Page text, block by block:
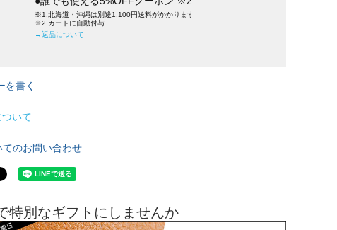
※1.北海道・沖縄は別途1,100円送料がかかります
※2.カートに自動付与
→返品について
を書く
いて
てのお問い合わせ
特別なギフトにしませんか